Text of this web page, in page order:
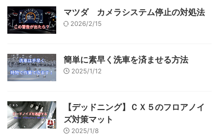
マツダ カメラシステム停止の対処法
2026/2/15
簡単に素早く洗車を済ませる方法
2025/1/12
【デッドニング】ＣＸ５のフロアノイ
ズ対策マット
2025/1/8